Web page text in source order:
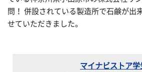
問！ 併設されている製造所で石鹸が出
せていただきました。
マイナビストア学